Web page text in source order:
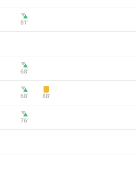
81‎’‎
68‎’‎
68‎’‎ 88‎’‎
76‎’‎